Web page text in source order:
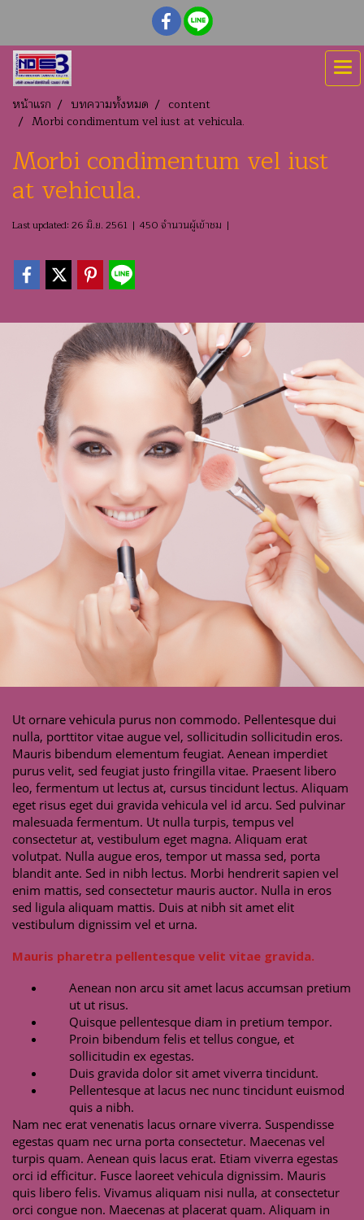
หน้าแรก บทความทั้งหมด
content
Morbi condimentum vel iust at vehicula.
Morbi condimentum vel iust
at vehicula.
Last updated: 26 มิ.ย. 2561 | 450 จำนวนผู้เข้าชม |
Ut ornare vehicula purus non commodo. Pellentesque dui
nulla, porttitor vitae augue vel, sollicitudin sollicitudin eros.
Mauris bibendum elementum feugiat. Aenean imperdiet
purus velit, sed feugiat justo fringilla vitae. Praesent libero
leo, fermentum ut lectus at, cursus tincidunt lectus. Aliquam
eget risus eget dui gravida vehicula vel id arcu. Sed pulvinar
malesuada fermentum. Ut nulla turpis, tempus vel
consectetur at, vestibulum eget magna. Aliquam erat
volutpat. Nulla augue eros, tempor ut massa sed, porta
blandit ante. Sed in nibh lectus. Morbi hendrerit sapien vel
enim mattis, sed consectetur mauris auctor. Nulla in eros
sed ligula aliquam mattis. Duis at nibh sit amet elit
vestibulum dignissim vel et urna.
Mauris pharetra pellentesque velit vitae gravida.
Aenean non arcu sit amet lacus accumsan pretium
ut ut risus.
Quisque pellentesque diam in pretium tempor.
Proin bibendum felis et tellus congue, et
sollicitudin ex egestas.
Duis gravida dolor sit amet viverra tincidunt.
Pellentesque at lacus nec nunc tincidunt euismod
quis a nibh.
Nam nec erat venenatis lacus ornare viverra. Suspendisse
egestas quam nec urna porta consectetur. Maecenas vel
turpis quam. Aenean quis lacus erat. Etiam viverra egestas
orci id efficitur. Fusce laoreet vehicula dignissim. Mauris
quis libero felis. Vivamus aliquam nisi nulla, at consectetur
orci congue non. Maecenas at placerat quam. Aliquam in